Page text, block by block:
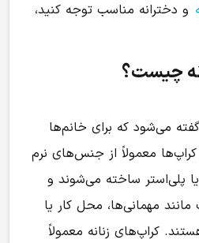
و دخترانه مناسب توجه کنید،
چیست؟
می‌شود که برای خانم‌ها
معمولاً از جنس‌های نرم
پلی‌استر ساخته می‌شوند و
مهمانی‌ها، محل کار یا
کراپ‌های زنانه معمولاً